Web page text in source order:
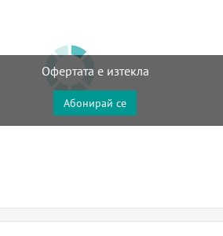
Офертата е изтекла
Абонирай се